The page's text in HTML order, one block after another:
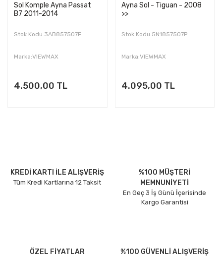
Sol Komple Ayna Passat
B7 2011-2014
Stok Kodu:3AB857507F
Marka:VIEWMAX
4.500,00 TL
Ayna Sol - Tiguan - 2008
>>
Stok Kodu:5N1857507P
Marka:VIEWMAX
4.095,00 TL
KREDİ KARTI İLE ALIŞVERİŞ
Tüm Kredi Kartlarına 12 Taksit
%100 MÜŞTERİ
MEMNUNİYETİ
En Geç 3 İş Günü İçerisinde
Kargo Garantisi
ÖZEL FİYATLAR %100 GÜVENLİ ALIŞVERİŞ